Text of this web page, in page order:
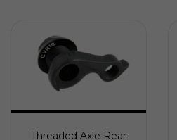
Threaded Axle Rear